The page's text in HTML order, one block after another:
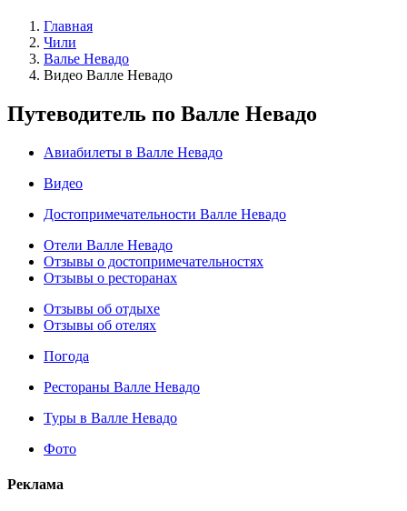
Главная
Чили
Валье Невадо
Видео Валле Невадо
Путеводитель по Валле Невадо
Авиабилеты в Валле Невадо
Видео
Достопримечательности Валле Невадо
Отели Валле Невадо
Отзывы о достопримечательностях
Отзывы о ресторанах
Отзывы об отдыхе
Отзывы об отелях
Погода
Рестораны Валле Невадо
Туры в Валле Невадо
Фото
Реклама